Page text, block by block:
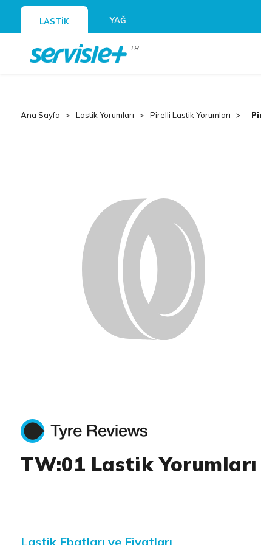
LASTİK YAĞ
TR
Ana Sayfa Lastik Yorumları Pirelli Lastik Yorumları
TW:01 Lastik Yorumları
Lastik Ebatları ve Fiyatları